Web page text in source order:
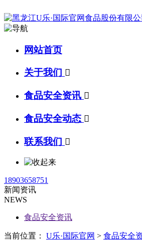
网站首页
关于我们 
食品安全资讯 
食品安全动态 
联系我们 
18903658751
新闻资讯
NEWS
食品安全资讯
当前位置： U乐·国际官网 > 食品安全